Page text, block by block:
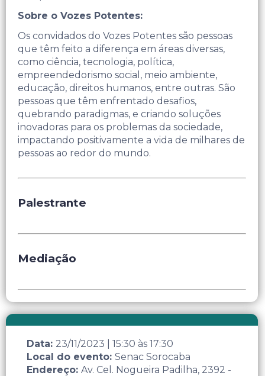
Sobre o Vozes Potentes:
Os convidados do Vozes Potentes são pessoas
que têm feito a diferença em áreas diversas,
como ciência, tecnologia, política,
empreendedorismo social, meio ambiente,
educação, direitos humanos, entre outras. São
pessoas que têm enfrentado desafios,
quebrando paradigmas, e criando soluções
inovadoras para os problemas da sociedade,
impactando positivamente a vida de milhares de
pessoas ao redor do mundo.
Palestrante
Mediação
Data: 23/11/2023 15:30 às 17:30
Local do evento: Senac Sorocaba
Endereço: Av. Cel. Nogueira Padilha, 2392 -